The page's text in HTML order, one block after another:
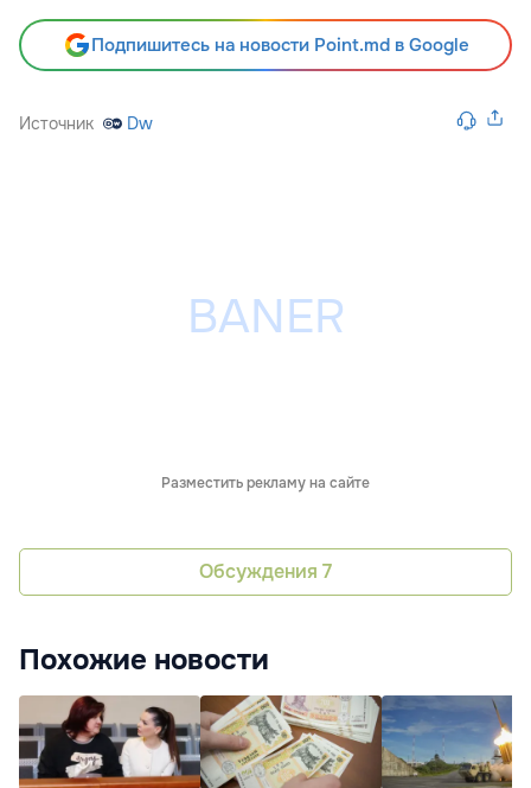
Подпишитесь на новости Point.md в Google
Источник Dw
Разместить рекламу на сайте
Обсуждения 7
Похожие новости